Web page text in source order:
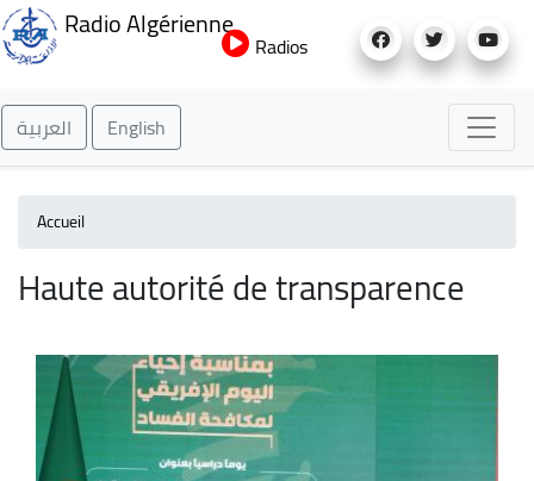
au
Radio Algérienne
Radios
العربية English
Accueil
Haute autorité de transparence